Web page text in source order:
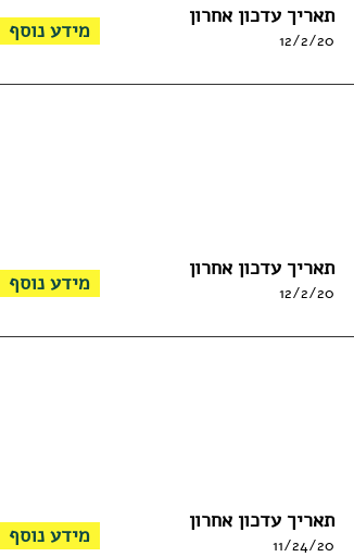
מידע נוסף
תאריך עדכון אחרון
12/2/20
מידע נוסף
תאריך עדכון אחרון
12/2/20
מידע נוסף
תאריך עדכון אחרון
11/24/20